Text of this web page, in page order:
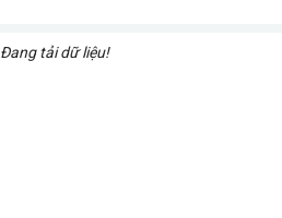
Đang tải dữ liệu!